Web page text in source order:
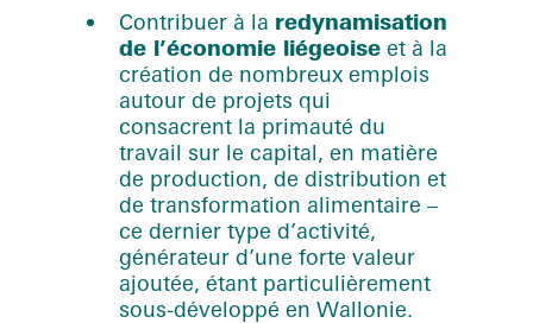
Contribuer à la redynamisation
de l’économie liégeoise et à la
création de nombreux emplois
autour de projets qui
consacrent la primauté du
travail sur le capital, en matière
de production, de distribution et
de transformation alimentaire –
ce dernier type d’activité,
générateur d’une forte valeur
ajoutée, étant particulièrement
sous-développé en Wallonie.